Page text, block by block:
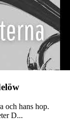
och hans hop.
D...